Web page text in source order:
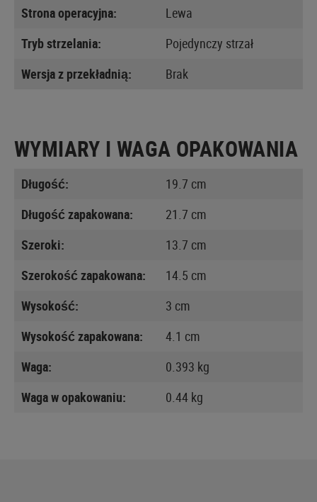
Strona operacyjna:
Lewa
Tryb strzelania:
Pojedynczy strzał
Wersja z przekładnią:
Brak
WYMIARY I WAGA OPAKOWANIA
Długość:
19.7 cm
Długość zapakowana:
21.7 cm
Szeroki:
13.7 cm
Szerokość zapakowana:
14.5 cm
Wysokość:
3 cm
Wysokość zapakowana:
4.1 cm
Waga:
0.393 kg
Waga w opakowaniu:
0.44 kg